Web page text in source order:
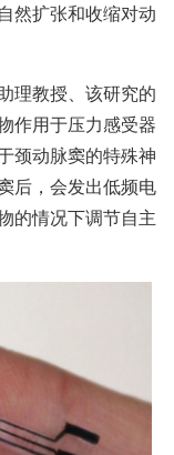
然扩张和收缩对动
理教授、该研究的
作用于压力感受器
颈动脉窦的特殊神
后，会发出低频电
的情况下调节自主